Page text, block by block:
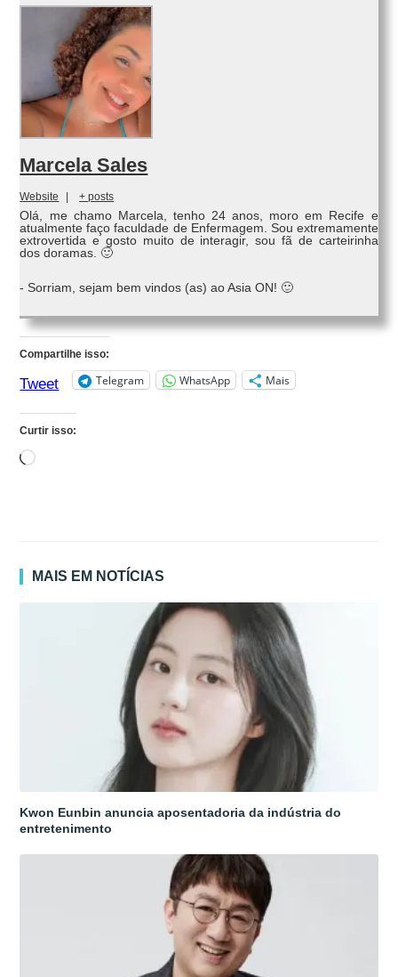
Marcela Sales
Website + posts
Olá, me chamo Marcela, tenho 24 anos, moro em Recife e
atualmente faço faculdade de Enfermagem. Sou extremamente
extrovertida e gosto muito de interagir, sou fã de carteirinha
dos doramas. 🙂
- Sorriam, sejam bem vindos (as) ao Asia ON! 🙂
Compartilhe isso:
Tweet Telegram WhatsApp Mais
Curtir isso:
Carregando...
MAIS EM NOTÍCIAS
Kwon Eunbin anuncia aposentadoria da indústria do
entretenimento